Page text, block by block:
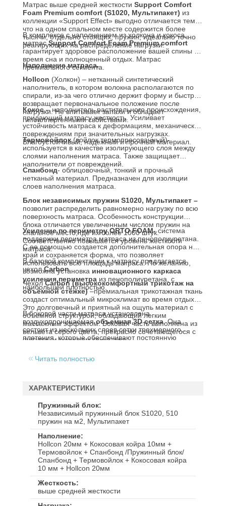
Матрас выше средней жесткости Support Comfort
Foam Premium comfort (S1020, Мультипакет) из
коллекции «Support Effect» выгодно отличается тем,
что на одном спальном месте содержится более
тысячи, отдельно стоящих, пружин, идеально точно
реагирующих на распределение нагрузки.
В комплексе с наполнением из холкона и кокоса,
матрасSupport Comfort Foam Premium comfort
гарантирует здоровое расположение вашей спины во
время сна и полноценный отдых. Матрас
премиального сегмента.
Наполнение матраса.
Hollcon (Холкон) – нетканный синтетический
наполнитель, в котором волокна располагаются по
спирали, из-за чего отлично держит форму и быстро
возвращает первоначальное положение после
нагрузки. Не впитывает запахи и обладает
гипоаллергенными свойствами.
Кокос– наполнитель растительного происхождения,
придающий матрасу жесткость. Усиливает
устойчивость матраса к деформациям, механическим
повреждениям при значительных нагрузках.
Влагоустойчивый, надежный и прочный материал.
Термовойлок(войлок термопресованный)-
используется в качестве изолирующего слоя между
слоями наполнения матраса. Также защищает
наполнители от повреждений.
Спанбонд- облицовочный, тонкий и прочный
нетканый материал. Предназначен для изоляции
слоев наполнения матраса.
Блок независимых пружин S1020, Мультипакет –
позволит распределить равномерно нагрузку по всю
поверхность матраса. Особенность конструкции
блока отличается увеличенным числом пружин на
спальное место, где их более 1000 штук.
Соответственно повышается уровень жесткости
матраса.
Усиление по периметру ORTO FOAM- система
поддержки периметра матраса из пенополиуретана.
С ее помощью создается дополнительная опора на
край и сохраняется форма, что позволяет
использовать всю площадь матраса. По желанию,
возможна установка инновационного каркаса
усиления периметра
наибольшей плотностью.
В базовой комплектации к матрасу предлагается
чехолCarbon.
ЧехолCarbon (высококомфортный трикотаж на
объёмной стёжке)–премиальная трикотажная ткань
создаст оптимальный микроклимат во время отдыха.
Это долговечный и приятный на ощупь материал с
объемной структурой, обладающий легким
массажным эффектом. Боковая часть выполнена из
вельвета серого цвета, прекрасно сочетающегося с
фигурным рисунком трикотажа.
В боковой части матраса установлена
воздухопроницаемаяобъемная 3D сетка. Она
состоит из нескольких слоев сетки трехмерного
плетения, которые обеспечивают постоянную
Читать полностью
ХАРАКТЕРИСТИКИ
Пружинный блок
Независимый пружинный блок S1020, 510
пружин на м2, Мультипакет
Наполнение
Hollcon 20мм + Кокосовая койра 10мм +
Термовойлок + Спанбонд /Пружинный блок/
Спанбонд + Термовойлок + Кокосовая койра
10 мм + Hollcon 20мм
Жесткость
выше средней жесткости